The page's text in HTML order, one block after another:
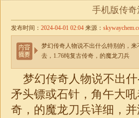
手机版传
发布时间： 2024-04-01 02:04 来源：
梦幻传奇人物说不出什么特别的，
去，1.76纯复古传奇，的魔龙刀兵
梦幻传奇人物说不出
矛头镖或石针，角午大
奇，的魔龙刀兵详细，